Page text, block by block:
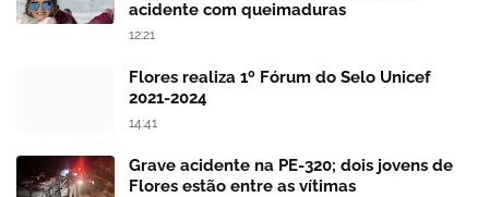
acidente com queimaduras
12:21
Flores realiza 1º Fórum do Selo Unicef
2021-2024
14:41
Grave acidente na PE-320; dois jovens de
Flores estão entre as vítimas